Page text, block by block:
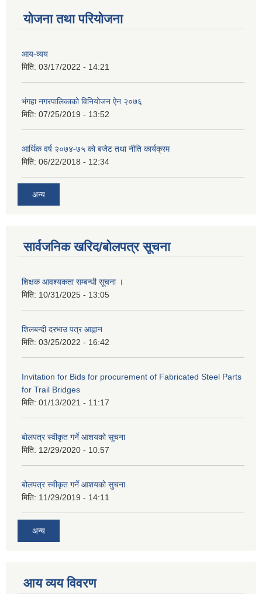
योजना तथा परियोजना
आय-व्यय
मिति: 03/17/2022 - 14:21
भंगहा नगरपालिकाको विनियोजन ऐन २०७६
मिति: 07/25/2019 - 13:52
आर्थिक वर्ष २०७४-७५ को बजेट तथा नीति कार्यक्रम
मिति: 06/22/2018 - 12:34
अन्य
सार्वजनिक खरिद/बोलपत्र सूचना
शिक्षक आवश्यकता सम्बन्धी सूचना ।
मिति: 10/31/2025 - 13:05
शिलबन्दी दरभाउ पत्र आह्वान
मिति: 03/25/2022 - 16:42
Invitation for Bids for procurement of Fabricated Steel Parts
for Trail Bridges
मिति: 01/13/2021 - 11:17
बोलपत्र स्वीकृत गर्ने आशयको सूचना
मिति: 12/29/2020 - 10:57
बोलपत्र स्वीकृत गर्ने आशयको सुचना
मिति: 11/29/2019 - 14:11
अन्य
आय व्यय विवरण